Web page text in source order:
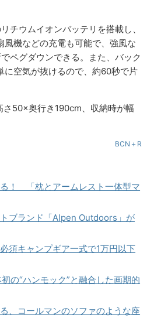
チウムイオンバッテリを搭載し、
風機などの充電も可能で、強風な
ペグダウンできる。また、バック
に空気が抜けるので、約60秒で片
50×奥行き190cm、収納時が幅
BCN＋R
！ 「枕とアームレスト一体型マ
ブランド「Alpen Outdoors」が
須キャンプギア一式で1万円以下
の“ハンモック”と融合した画期的
、コールマンのソファのような座